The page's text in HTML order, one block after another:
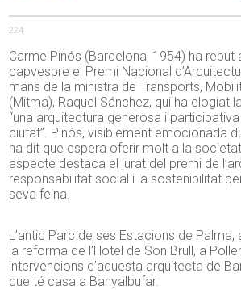
224
Carme Pinós (Barcelona, 1954) ha rebut
capvespre el Premi Nacional
mans de la ministra de Transports,
(Mitma), Raquel Sánchez, qui ha elogiat
“una arquitectura generosa i participativa
ciutat”. Pinós, visiblement emocionada
ha dit que espera oferir molt a la
aspecte destaca el jurat del premi de
responsabilitat social i la sostenibilitat
seva feina.
L’antic Parc de ses Estacions de Palma,
la reforma de l’Hotel de Son Brull, a
intervencions d’aquesta arquitecta de
que té casa a Banyalbufar.